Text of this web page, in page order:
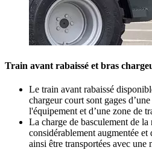
Train avant rabaissé et bras
Le train avant rabaissé
chargeur court sont gages
l'équipement et d’une zone de
La charge de basculement de la
considérablement augmentée et
ainsi être transportées avec une